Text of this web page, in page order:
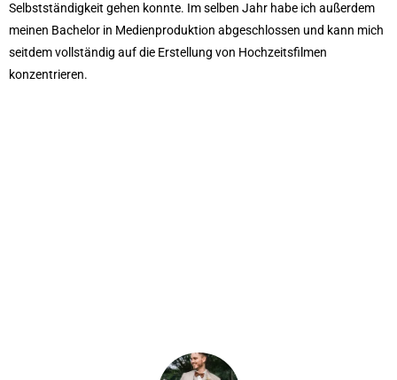
Selbstständigkeit gehen konnte. Im selben Jahr habe ich außerdem
meinen Bachelor in Medienproduktion abgeschlossen und kann mich
seitdem vollständig auf die Erstellung von Hochzeitsfilmen
konzentrieren.